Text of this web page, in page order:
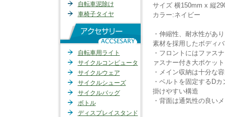
自転車泥除け
車椅子タイヤ
自転車用ライト
サイクルコンピュータ
サイクルウェア
サイクルシューズ
サイクルバッグ
ボトル
ディスプレイスタンド
サイズ 横150mm x 縦
カラー:ネイビー
・伸縮性、耐水性があ
素材を採用したボディ
・フロントにはファス
ァスナー付き大ポケッ
・メイン収納は十分な
・ベルトを固定するD
掛けやすい構造
・背面は通気性の良い